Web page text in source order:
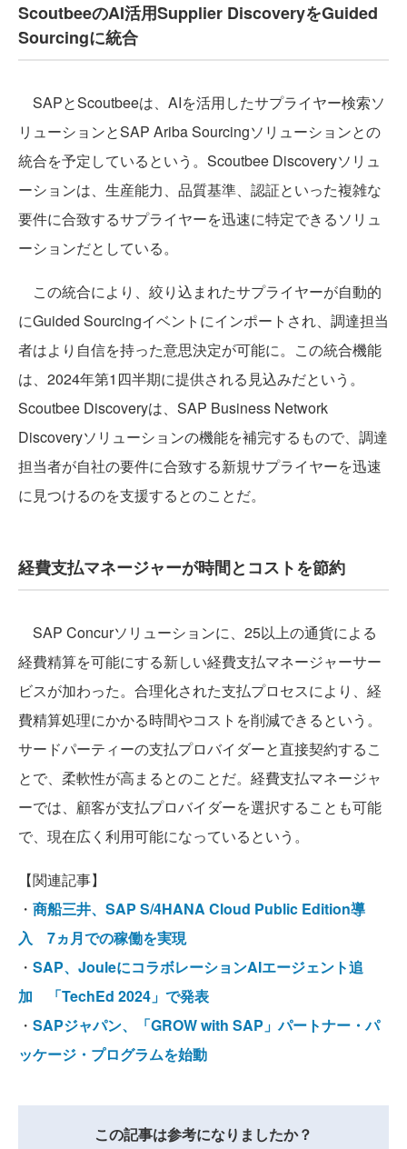
ScoutbeeのAI活用Supplier DiscoveryをGuided
Sourcingに統合
SAPとScoutbeeは、AIを活用したサプライヤー検索ソ
リューションとSAP Ariba Sourcingソリューションとの
統合を予定しているという。Scoutbee Discoveryソリュ
ーションは、生産能力、品質基準、認証といった複雑な
要件に合致するサプライヤーを迅速に特定できるソリュ
ーションだとしている。
この統合により、絞り込まれたサプライヤーが自動的
にGuided Sourcingイベントにインポートされ、調達担当
者はより自信を持った意思決定が可能に。この統合機能
は、2024年第1四半期に提供される見込みだという。
Scoutbee Discoveryは、SAP Business Network
Discoveryソリューションの機能を補完するもので、調達
担当者が自社の要件に合致する新規サプライヤーを迅速
に見つけるのを支援するとのことだ。
経費支払マネージャーが時間とコストを節約
SAP Concurソリューションに、25以上の通貨による
経費精算を可能にする新しい経費支払マネージャーサー
ビスが加わった。合理化された支払プロセスにより、経
費精算処理にかかる時間やコストを削減できるという。
サードパーティーの支払プロバイダーと直接契約するこ
とで、柔軟性が高まるとのことだ。経費支払マネージャ
ーでは、顧客が支払プロバイダーを選択することも可能
で、現在広く利用可能になっているという。
【関連記事】
・ 商船三井、SAP S/4HANA Cloud Public Edition導
入 7ヵ月での稼働を実現
・ SAP、JouleにコラボレーションAIエージェント追
加 「TechEd 2024」で発表
・ SAPジャパン、「GROW with SAP」パートナー・パ
ッケージ・プログラムを始動
この記事は参考になりましたか？